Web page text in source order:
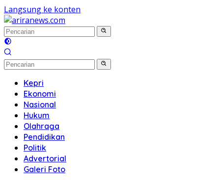
Langsung ke konten
Kepri
Ekonomi
Nasional
Hukum
Olahraga
Pendidikan
Politik
Advertorial
Galeri Foto